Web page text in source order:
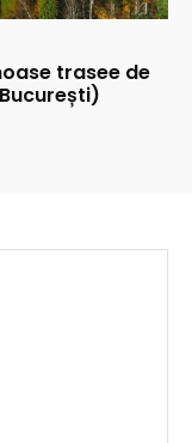
trasee de